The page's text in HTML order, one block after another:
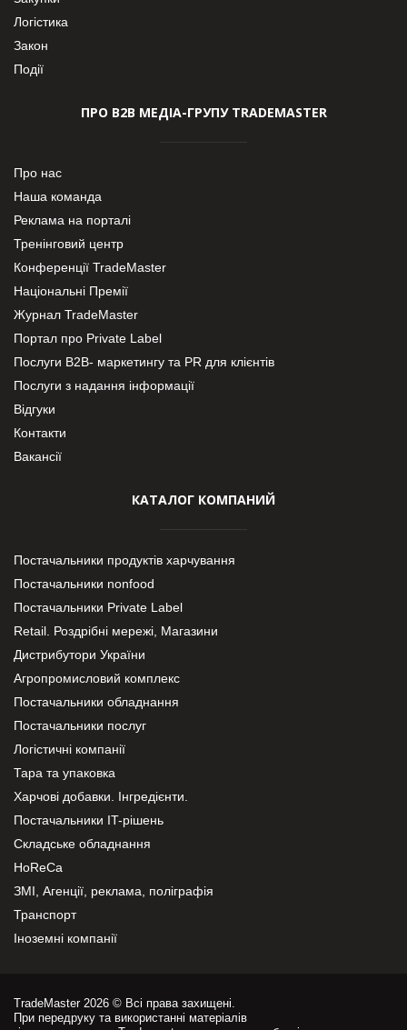
Логістика
Закон
Події
ПРО В2В МЕДІА-ГРУПУ TRADEMASTER
Про нас
Наша команда
Реклама на порталі
Тренінговий центр
Конференції TradeMaster
Національні Премії
Журнал TradeMaster
Портал про Private Label
Послуги В2В- маркетингу та PR для клієнтів
Послуги з надання інформації
Відгуки
Контакти
Вакансії
КАТАЛОГ КОМПАНИЙ
Постачальники продуктів харчування
Постачальники nonfood
Постачальники Private Label
Retail. Роздрібні мережі, Магазини
Дистрибутори України
Агропромисловий комплекс
Постачальники обладнання
Постачальники послуг
Логістичні компанії
Тара та упаковка
Харчові добавки. Інгредієнти.
Постачальники IT-рішень
Складське обладнання
HoReCa
ЗМІ, Агенції, реклама, поліграфія
Транспорт
Іноземні компанії
TradeMaster 2026 © Всі права захищені.
При передруку та використанні матеріалів